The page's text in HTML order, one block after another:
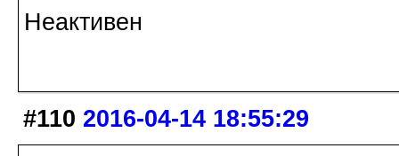
Неактивен
#110 2016-04-14 18:55:29